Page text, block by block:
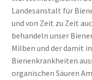
Landesanstalt für
und von Zeit zu Zeit
behandeln unser
Milben und der damit
Bienenkrankheiten
organischen Säuren